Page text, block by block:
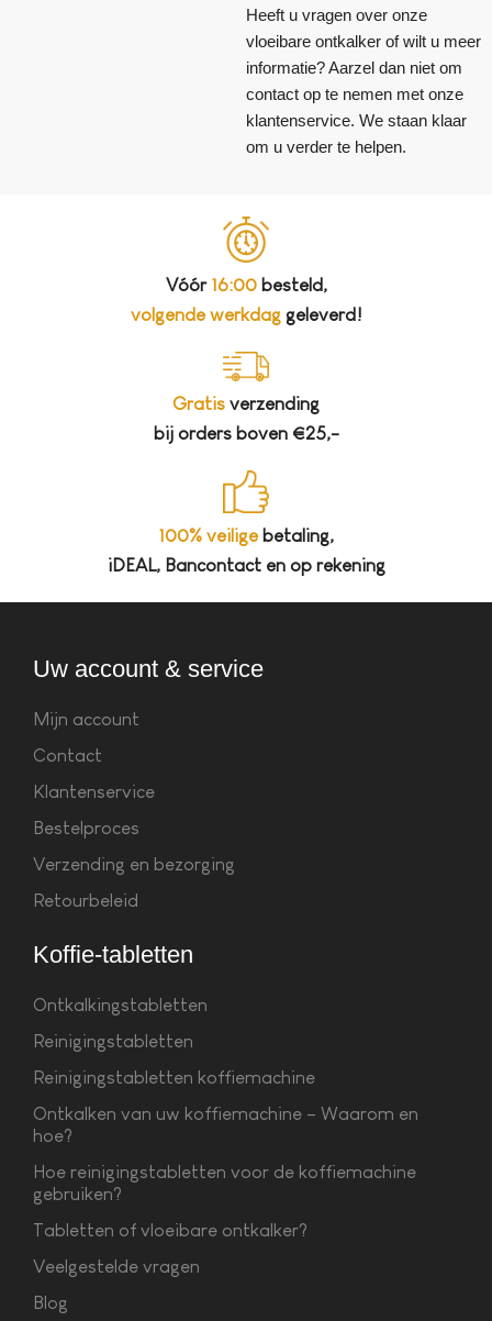
Heeft u vragen over onze
vloeibare ontkalker of wilt u meer
informatie? Aarzel dan niet om
contact op te nemen met onze
klantenservice. We staan klaar
om u verder te helpen.
Vóór 16:00besteld,
volgende werkdag geleverd!
Gratis verzending
bij orders boven €25,-
100% veiligebetaling,
iDEAL, Bancontact en op rekening
Uw account & service
Mijn account
Contact
Klantenservice
Bestelproces
Verzending en bezorging
Retourbeleid
Koffie-tabletten
Ontkalkingstabletten
Reinigingstabletten
Reinigingstabletten koffiemachine
Ontkalken van uw koffiemachine – Waarom en
hoe?
Hoe reinigingstabletten voor de koffiemachine
gebruiken?
Tabletten of vloeibare ontkalker?
Veelgestelde vragen
Blog